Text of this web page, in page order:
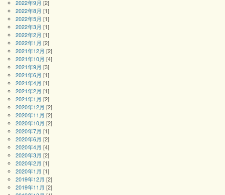
2022年9月 [2]
2022年8月 [1]
2022年5月 [1]
2022年3月 [1]
2022年2月 [1]
2022年1月 [2]
2021年12月 [2]
2021年10月 [4]
2021年9月 [3]
2021年6月 [1]
2021年4月 [1]
2021年2月 [1]
2021年1月 [2]
2020年12月 [2]
2020年11月 [2]
2020年10月 [2]
2020年7月 [1]
2020年6月 [2]
2020年4月 [4]
2020年3月 [2]
2020年2月 [1]
2020年1月 [1]
2019年12月 [2]
2019年11月 [2]